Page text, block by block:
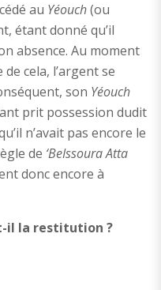
au Yéouch(ou
étant donné qu’il
absence. Au moment
cela, l’argent se
son Yéouch
prit possession dudit
n’avait pas encore le
de ‘BeIssoura Atta
donc encore à
il la restitution ?